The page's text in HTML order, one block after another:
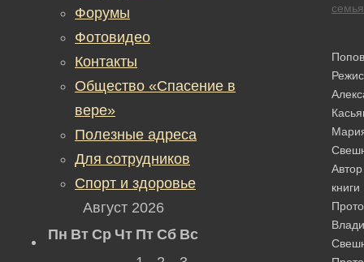
семья
Автор
книги
Форумы
Фотовидео
Контакты
Общество «Спасение в
вере»
Полезные адреса
Для сотрудников
Спорт и здоровье
Август 2026
Пн Вт Ср Чт Пт Сб Вс